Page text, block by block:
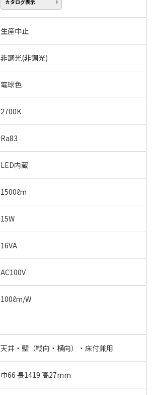
カタログ表示
生産中止
非調光(非調光)
電球色
2700K
Ra83
LED内蔵
1500ℓm
15W
16VA
AC100V
100ℓm/W
天井・壁（縦向・横向）・床付兼用
巾66 長1419 高27mm